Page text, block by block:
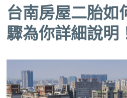
台南房屋二胎如
驟為你詳細說明